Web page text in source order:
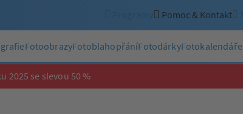
Pomoc & Kontakt
FotoobrazyFotoblahopřáníFotodárkyFotokalendáře
se slevou 50 %